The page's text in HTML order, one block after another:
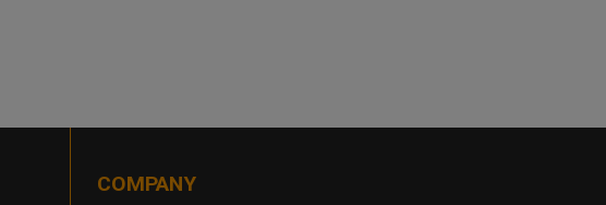
COMPANY